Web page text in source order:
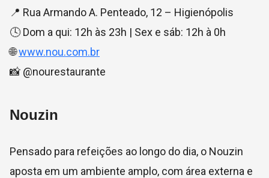
📍 Rua Armando A. Penteado, 12 – Higienópolis
🕓 Dom a qui: 12h às 23h | Sex e sáb: 12h à 0h
🌐www.nou.com.br
📸 @nourestaurante
Nouzin
Pensado para refeições ao longo do dia, o Nouzin
aposta em um ambiente amplo, com área externa e